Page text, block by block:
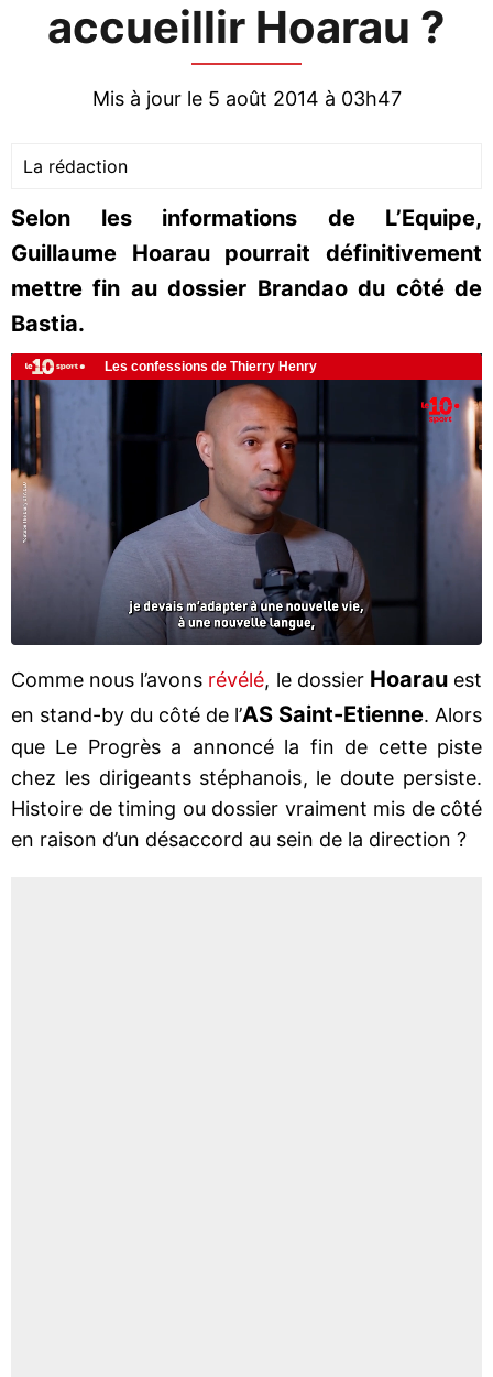
accueillir Hoarau ?
Mis à jour le 5 août 2014 à 03h47
La rédaction
Selon les informations de L’Equipe,
Guillaume Hoarau pourrait définitivement
mettre fin au dossier Brandao du côté de
Bastia.
Comme nous l’avons révélé, le dossier Hoarauest
en stand-by du côté de l’AS Saint-Etienne. Alors
que Le Progrès a annoncé la fin de cette piste
chez les dirigeants stéphanois, le doute persiste.
Histoire de timing ou dossier vraiment mis de côté
en raison d’un désaccord au sein de la direction ?